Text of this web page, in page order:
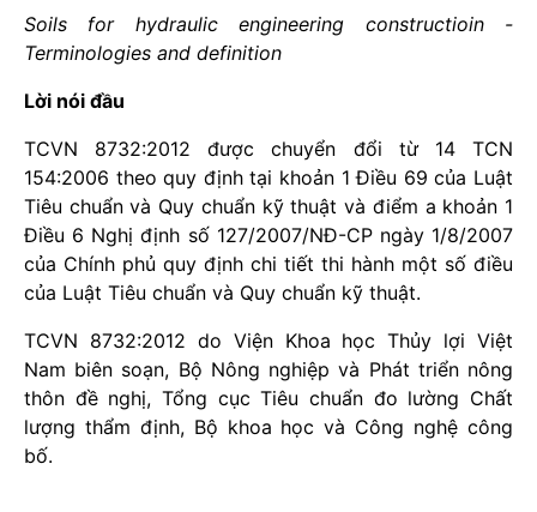
Soils for hydraulic engineering constructioin -
Terminologies and definition
Lời nói đầu
TCVN 8732:2012 được chuyển đổi từ 14 TCN
154:2006 theo quy định tại khoản 1 Điều 69 của Luật
Tiêu chuẩn và Quy chuẩn kỹ thuật và điểm a khoản 1
Điều 6 Nghị định số 127/2007/NĐ-CP ngày 1/8/2007
của Chính phủ quy định chi tiết thi hành một số điều
của Luật Tiêu chuẩn và Quy chuẩn kỹ thuật.
TCVN 8732:2012 do Viện Khoa học Thủy lợi Việt
Nam biên soạn, Bộ Nông nghiệp và Phát triển nông
thôn đề nghị, Tổng cục Tiêu chuẩn đo lường Chất
lượng thẩm định, Bộ khoa học và Công nghệ công
bố.